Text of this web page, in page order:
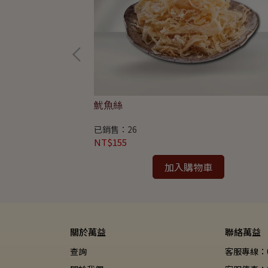
魷魚絲
已銷售：26
NT$155
加入購物車
關於萬益
查詢
聯絡萬益
客服專線